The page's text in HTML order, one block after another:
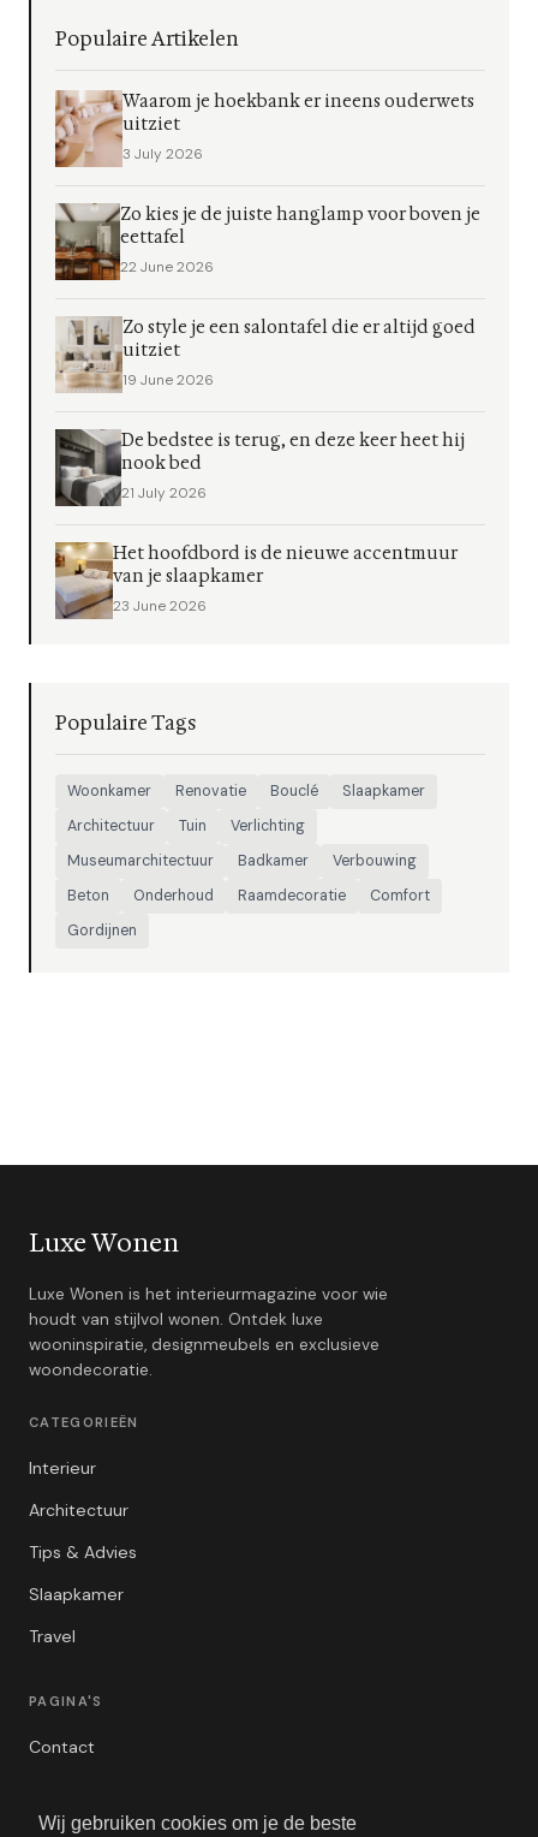
Wij gebruiken cookies om je de beste
Populaire Artikelen
Waarom je hoekbank er ineens ouderwets
uitziet
3 July 2026
Zo kies je de juiste hanglamp voor boven je
eettafel
22 June 2026
Zo style je een salontafel die er altijd goed
uitziet
19 June 2026
De bedstee is terug, en deze keer heet hij
nook bed
21 July 2026
Het hoofdbord is de nieuwe accentmuur
van je slaapkamer
23 June 2026
Populaire Tags
Woonkamer Renovatie Bouclé
Slaapkamer
Architectuur
Tuin
Verlichting
Museumarchitectuur
Badkamer
Verbouwing
Beton
Onderhoud Raamdecoratie
Comfort
Gordijnen
Luxe Wonen
Luxe Wonen is het interieurmagazine voor wie
houdt van stijlvol wonen. Ontdek luxe
wooninspiratie, designmeubels en exclusieve
woondecoratie.
CATEGORIEËN
Interieur
Architectuur
Tips & Advies
Slaapkamer
Travel
PAGINA'S
Contact
Algemene Voorwaarden